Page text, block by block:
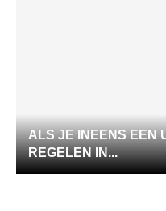
ALS JE INEENS EEN
REGELEN IN...